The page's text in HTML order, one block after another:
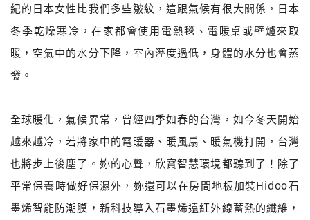
紀的日本女性比我們多些皺紋，這跟氣候有很大關係，日本
冬季乾燥寒冷，在家都會使用電熱毯、電暖桌或壁爐來取
暖，空氣中的水分下降，室內溼度過低，身體的水分也會蒸
發。
全球暖化，氣候異常，曾經四季如春的台灣，如今冬天開始
越來越冷，若將家中的電暖器、暖風扇、暖氣機打開，台灣
也將步上後塵了。妳的心聲，欣寶智慧環境都聽到了！除了
平常保養時做好保濕外，妳還可以在房間地板加裝Hidoo石
墨烯智能防潮膜，新科技導入石墨烯遠紅外線蓄熱的纖維，